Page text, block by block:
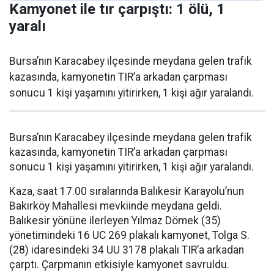
Kamyonet ile tır çarpıştı: 1 ölü, 1
yaralı
Bursa’nın Karacabey ilçesinde meydana gelen trafik
kazasında, kamyonetin TIR’a arkadan çarpması
sonucu 1 kişi yaşamını yitirirken, 1 kişi ağır yaralandı.
Bursa’nın Karacabey ilçesinde meydana gelen trafik
kazasında, kamyonetin TIR’a arkadan çarpması
sonucu 1 kişi yaşamını yitirirken, 1 kişi ağır yaralandı.
Kaza, saat 17.00 sıralarında Balıkesir Karayolu’nun
Bakırköy Mahallesi mevkiinde meydana geldi.
Balıkesir yönüne ilerleyen Yılmaz Dömek (35)
yönetimindeki 16 UC 269 plakalı kamyonet, Tolga S.
(28) idaresindeki 34 UU 3178 plakalı TIR’a arkadan
çarptı. Çarpmanın etkisiyle kamyonet savruldu.